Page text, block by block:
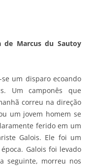
de Marcus du Sautoy
um disparo ecoando
Um camponês que
correu na direção
um jovem homem se
ferido em um
Galois. Ele foi um
Galois foi levado
seguinte, morreu nos